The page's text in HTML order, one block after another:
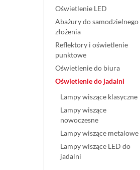
Oświetlenie LED
Abażury do samodzielnego
złożenia
Reflektory i oświetlenie
punktowe
Oświetlenie do biura
Oświetlenie do jadalni
Lampy wiszące klasyczne
Lampy wiszące
nowoczesne
Lampy wiszące metalowe
Lampy wiszące LED do
jadalni